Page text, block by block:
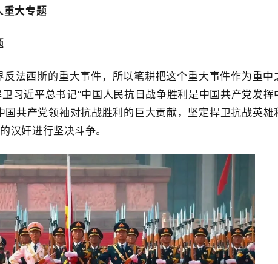
重大专题
法西斯的重大事件，所以笔耕把这个重大事件作为重中
习近平总书记“中国人民抗日战争胜利是中国共产党发挥
国共产党领袖对抗战胜利的巨大贡献，坚定捍卫抗战英雄
汉奸进行坚决斗争。